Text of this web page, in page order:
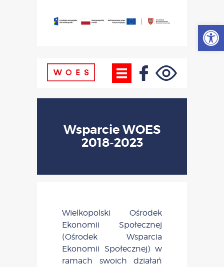
Wsparcie WOES
2018-2023
Wielkopolski Ośrodek
Ekonomii Społecznej
(Ośrodek Wsparcia
Ekonomii Społecznej) w
ramach swoich działań